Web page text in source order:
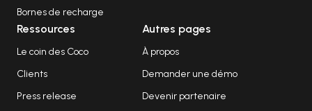
Bornes de recharge
Ressources
Le coin des Coco
Clients
Press release
Autres pages
À propos
Demander une démo
Devenir partenaire